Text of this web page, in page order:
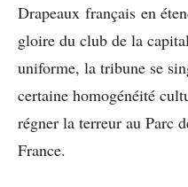
Drapeaux français en
gloire du club de la
uniforme, la tribune se
certaine homogénéité
régner la terreur au Parc
France.